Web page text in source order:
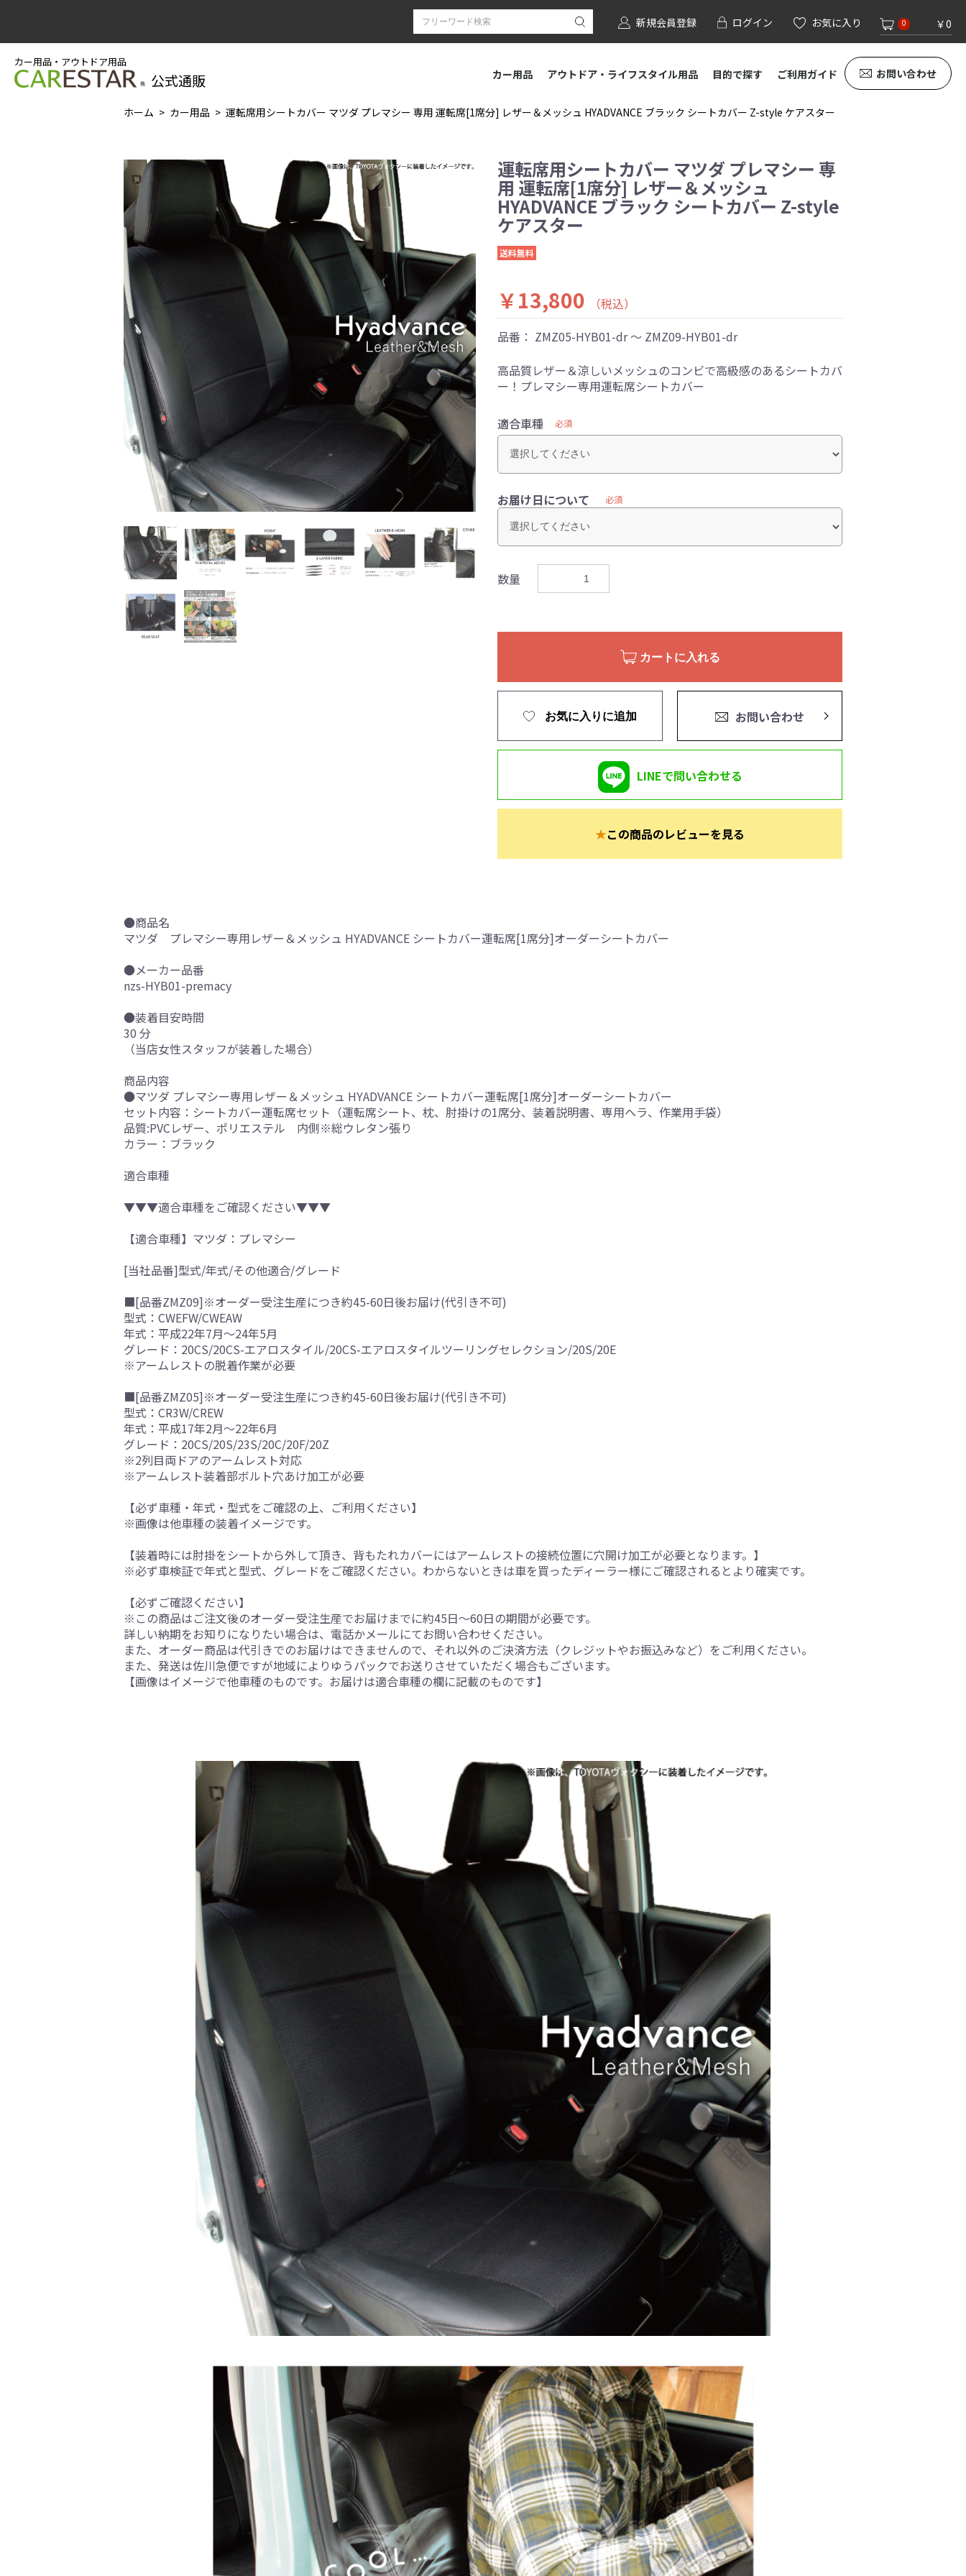
新規会員登録 ログイン お気に入り 0 ￥0
カー用品・アウトドア用品
公式通販 カー用品 アウトドア・ライフスタイル用品 目的で探す ご利用ガイド お問い合わせ
ホーム カー用品 運転席用シートカバー マツダ プレマシー 専用 運転席[1席分] レザー＆メッシュ HYADVANCE ブラック シートカバー Z-style ケアスター
運転席用シートカバー マツダ プレマシー 専
用 運転席[1席分] レザー＆メッシュ
HYADVANCE ブラック シートカバー Z-style
ケアスター
送料無料
￥13,800
（税込）
品番： ZMZ05-HYB01-dr ～ ZMZ09-HYB01-dr
高品質レザー＆涼しいメッシュのコンビで高級感のあるシートカバ
ー！プレマシー専用運転席シートカバー
適合車種 必須
お届け日について 必須
数量
カートに入れる
お気に入りに追加 お問い合わせ
LINEで問い合わせる
★この商品のレビューを見る
●商品名
マツダ プレマシー専用レザー＆メッシュ HYADVANCE シートカバー運転席[1席分]オーダーシートカバー
●メーカー品番
nzs-HYB01-premacy
●装着目安時間
30 分
（当店女性スタッフが装着した場合）
商品内容
●マツダ プレマシー専用レザー＆メッシュ HYADVANCE シートカバー運転席[1席分]オーダーシートカバー
セット内容：シートカバー運転席セット（運転席シート、枕、肘掛けの1席分、装着説明書、専用ヘラ、作業用手袋）
品質:PVCレザー、ポリエステル 内側※総ウレタン張り
カラー：ブラック
適合車種
▼▼▼適合車種をご確認ください▼▼▼
【適合車種】マツダ：プレマシー
[当社品番]型式/年式/その他適合/グレード
■[品番ZMZ09]※オーダー受注生産につき約45-60日後お届け(代引き不可)
型式：CWEFW/CWEAW
年式：平成22年7月～24年5月
グレード：20CS/20CS-エアロスタイル/20CS-エアロスタイルツーリングセレクション/20S/20E
※アームレストの脱着作業が必要
■[品番ZMZ05]※オーダー受注生産につき約45-60日後お届け(代引き不可)
型式：CR3W/CREW
年式：平成17年2月～22年6月
グレード：20CS/20S/23S/20C/20F/20Z
※2列目両ドアのアームレスト対応
※アームレスト装着部ボルト穴あけ加工が必要
【必ず車種・年式・型式をご確認の上、ご利用ください】
※画像は他車種の装着イメージです。
【装着時には肘掛をシートから外して頂き、背もたれカバーにはアームレストの接続位置に穴開け加工が必要となります。】
※必ず車検証で年式と型式、グレードをご確認ください。わからないときは車を買ったディーラー様にご確認されるとより確実です。
【必ずご確認ください】
※この商品はご注文後のオーダー受注生産でお届けまでに約45日～60日の期間が必要です。
詳しい納期をお知りになりたい場合は、電話かメールにてお問い合わせください。
また、オーダー商品は代引きでのお届けはできませんので、それ以外のご決済方法（クレジットやお振込みなど）をご利用ください。
また、発送は佐川急便ですが地域によりゆうパックでお送りさせていただく場合もございます。
【画像はイメージで他車種のものです。お届けは適合車種の欄に記載のものです】